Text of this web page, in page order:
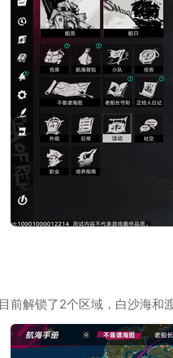
前解锁了2个区域，白沙海